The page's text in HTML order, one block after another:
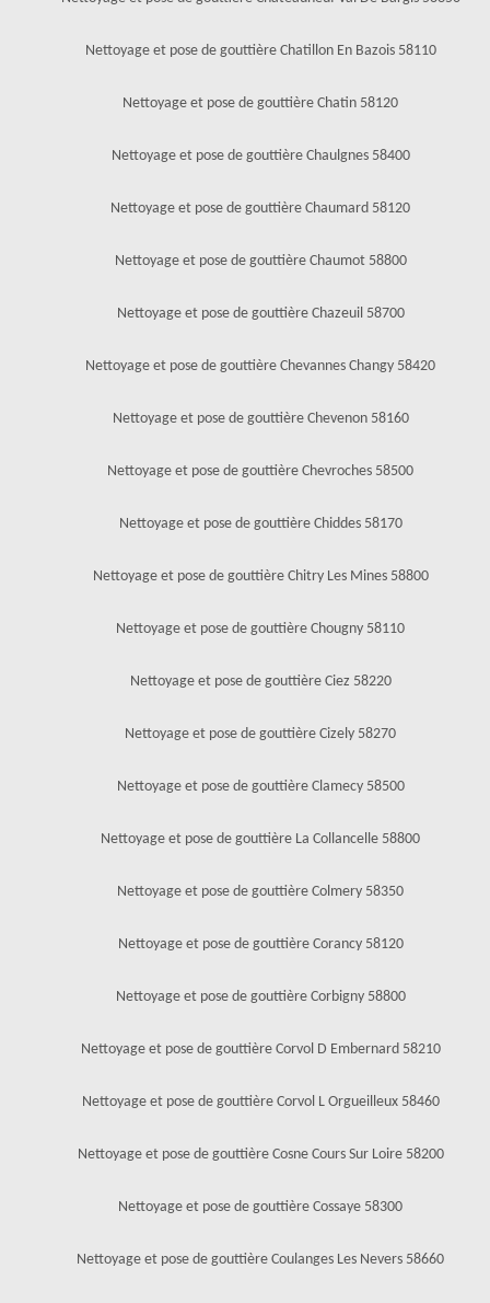
Nettoyage et pose de gouttière Chatillon En Bazois 58110
Nettoyage et pose de gouttière Chatin 58120
Nettoyage et pose de gouttière Chaulgnes 58400
Nettoyage et pose de gouttière Chaumard 58120
Nettoyage et pose de gouttière Chaumot 58800
Nettoyage et pose de gouttière Chazeuil 58700
Nettoyage et pose de gouttière Chevannes Changy 58420
Nettoyage et pose de gouttière Chevenon 58160
Nettoyage et pose de gouttière Chevroches 58500
Nettoyage et pose de gouttière Chiddes 58170
Nettoyage et pose de gouttière Chitry Les Mines 58800
Nettoyage et pose de gouttière Chougny 58110
Nettoyage et pose de gouttière Ciez 58220
Nettoyage et pose de gouttière Cizely 58270
Nettoyage et pose de gouttière Clamecy 58500
Nettoyage et pose de gouttière La Collancelle 58800
Nettoyage et pose de gouttière Colmery 58350
Nettoyage et pose de gouttière Corancy 58120
Nettoyage et pose de gouttière Corbigny 58800
Nettoyage et pose de gouttière Corvol D Embernard 58210
Nettoyage et pose de gouttière Corvol L Orgueilleux 58460
Nettoyage et pose de gouttière Cosne Cours Sur Loire 58200
Nettoyage et pose de gouttière Cossaye 58300
Nettoyage et pose de gouttière Coulanges Les Nevers 58660